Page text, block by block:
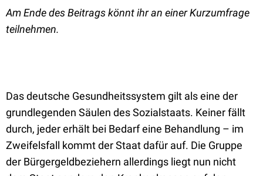
Am Ende des Beitrags könnt ihr an einer Kurzumfrage
teilnehmen.
Das deutsche Gesundheitssystem gilt als eine der
grundlegenden Säulen des Sozialstaats. Keiner fällt
durch, jeder erhält bei Bedarf eine Behandlung – im
Zweifelsfall kommt der Staat dafür auf. Die Gruppe
der Bürgergeldbeziehern allerdings liegt nun nicht